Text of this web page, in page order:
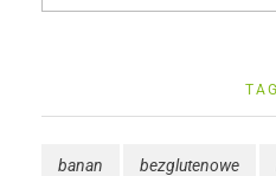
TAGI
banan bezglutenowe